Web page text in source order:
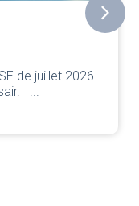
de juillet 2026
...